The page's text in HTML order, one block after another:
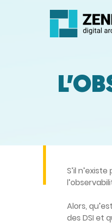
S’il
Alors,
des DSI et